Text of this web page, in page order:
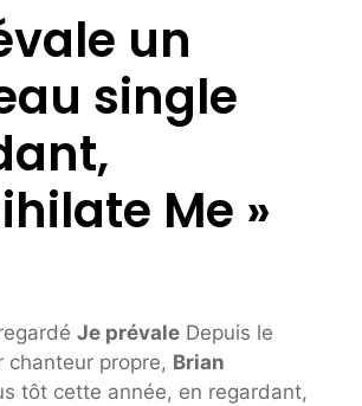
un
single
Me »
Je prévale Depuis le
chanteur propre, Brian
tôt cette année, en regardant,